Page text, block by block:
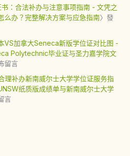
：合法补办与注意事项指南 - 文凭之
么办？完整解决方案与应急指南〉發
VS加拿大Seneca新版学位证对比图 -
Polytechnic毕业证与圣力嘉学院文
留言
理补办新南威尔士大学学位证服务指
纸质版成绩单与新南威尔士大学
言